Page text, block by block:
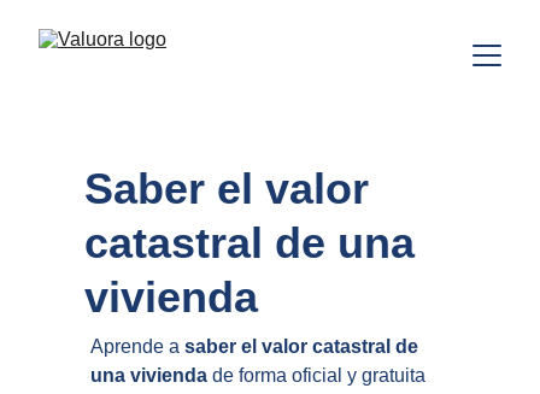
Saber el valor
catastral de una
vivienda
Aprende a saber el valor catastral de
una vivienda de forma oficial y gratuita